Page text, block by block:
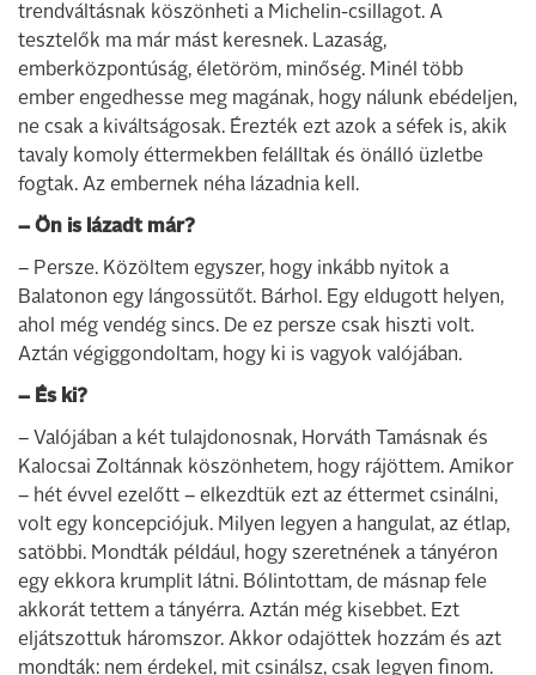
trendváltásnak köszönheti a Michelin-csillagot. A
tesztelők ma már mást keresnek. Lazaság,
emberközpontúság, életöröm, minőség. Minél több
ember engedhesse meg magának, hogy nálunk ebédeljen,
ne csak a kiváltságosak. Érezték ezt azok a séfek is, akik
tavaly komoly éttermekben felálltak és önálló üzletbe
fogtak. Az embernek néha lázadnia kell.
– Ön is lázadt már?
– Persze. Közöltem egyszer, hogy inkább nyitok a
Balatonon egy lángossütőt. Bárhol. Egy eldugott helyen,
ahol még vendég sincs. De ez persze csak hiszti volt.
Aztán végiggondoltam, hogy ki is vagyok valójában.
– És ki?
– Valójában a két tulajdonosnak, Horváth Tamásnak és
Kalocsai Zoltánnak köszönhetem, hogy rájöttem. Amikor
– hét évvel ezelőtt – elkezdtük ezt az éttermet csinálni,
volt egy koncepciójuk. Milyen legyen a hangulat, az étlap,
satöbbi. Mondták például, hogy szeretnének a tányéron
egy ekkora krumplit látni. Bólintottam, de másnap fele
akkorát tettem a tányérra. Aztán még kisebbet. Ezt
eljátszottuk háromszor. Akkor odajöttek hozzám és azt
mondták: nem érdekel, mit csinálsz, csak legyen finom.